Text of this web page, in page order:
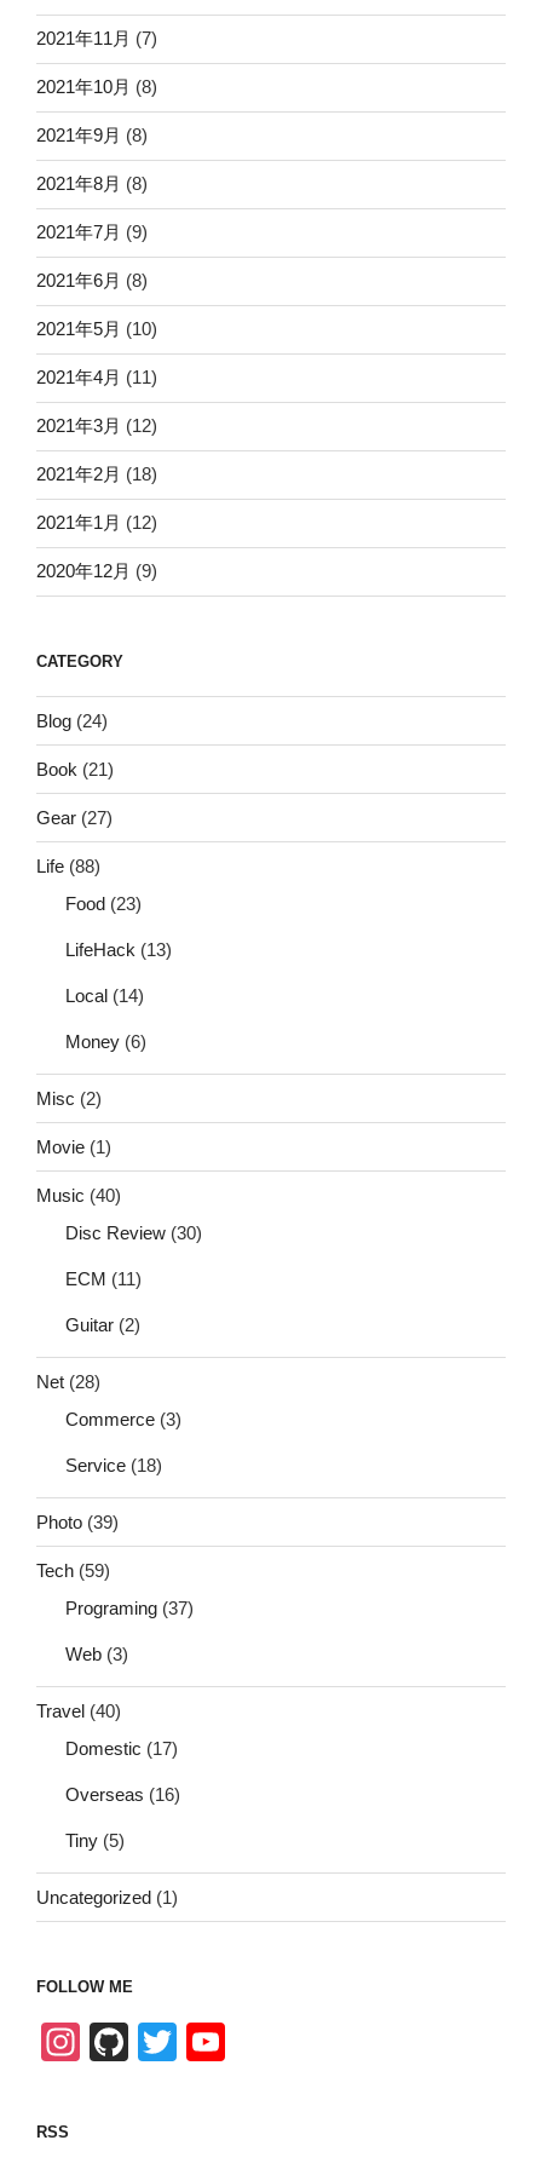
2021年11月 (7)
2021年10月 (8)
2021年9月 (8)
2021年8月 (8)
2021年7月 (9)
2021年6月 (8)
2021年5月 (10)
2021年4月 (11)
2021年3月 (12)
2021年2月 (18)
2021年1月 (12)
2020年12月 (9)
CATEGORY
Blog (24)
Book (21)
Gear (27)
Life (88)
Food (23)
LifeHack (13)
Local (14)
Money (6)
Misc (2)
Movie (1)
Music (40)
Disc Review (30)
ECM (11)
Guitar (2)
Net (28)
Commerce (3)
Service (18)
Photo (39)
Tech (59)
Programing (37)
Web (3)
Travel (40)
Domestic (17)
Overseas (16)
Tiny (5)
Uncategorized (1)
FOLLOW ME
In
Gi T
RSS